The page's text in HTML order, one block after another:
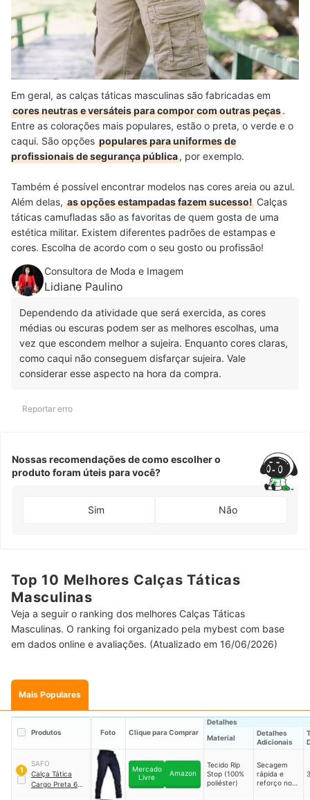
Em geral, as calças táticas masculinas são fabricadas em
cores neutras e versáteis para compor com outras peças.
Entre as colorações mais populares, estão o preta, o verde e o
caqui. São opções populares para uniformes de
profissionais de segurança pública, por exemplo.
Também é possível encontrar modelos nas cores areia ou azul.
Além delas, as opções estampadas fazem sucesso! Calças
táticas camufladas são as favoritas de quem gosta de uma
estética militar. Existem diferentes padrões de estampas e
cores. Escolha de acordo com o seu gosto ou profissão!
Consultora de Moda e Imagem
Lidiane Paulino
Dependendo da atividade que será exercida, as cores
médias ou escuras podem ser as melhores escolhas, uma
vez que escondem melhor a sujeira. Enquanto cores claras,
como caqui não conseguem disfarçar sujeira. Vale
considerar esse aspecto na hora da compra.
Reportar erro
Nossas recomendações de como escolher o
produto foram úteis para você?
Sim Não
Top 10 Melhores Calças Táticas
Masculinas
Veja a seguir o ranking dos melhores Calças Táticas
Masculinas. O ranking foi organizado pela mybest com base
em dados online e avaliações. (Atualizado em 16/06/2026)
Mais Populares
Produtos Foto Clique para Comprar
Detalhes
Material
Detalhes
Adicionais
1
SAFO
Calça Tática
Cargo Preta 6
Mercado
Livre
Amazon
Tecido Rip
Stop (100%
poliéster)
Secagem
rápida e
reforço nos